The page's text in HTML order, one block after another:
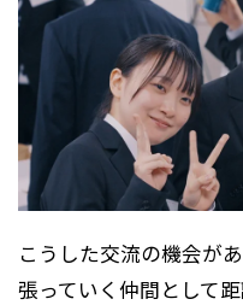
こうした交流の機会が
張っていく仲間として